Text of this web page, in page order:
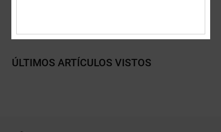
ÚLTIMOS ARTÍCULOS VISTOS